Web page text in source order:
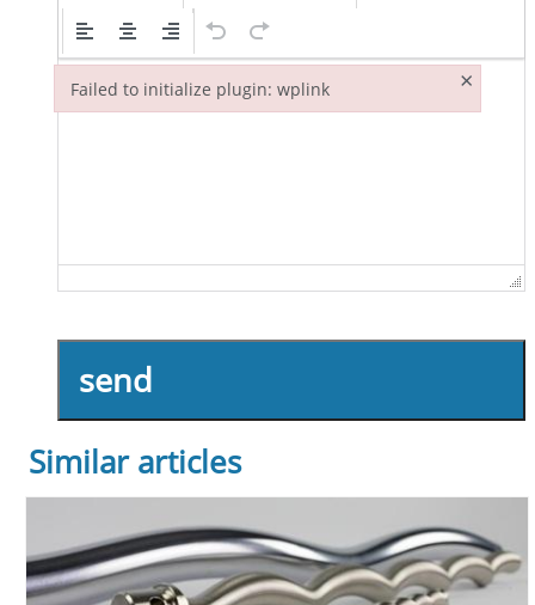
send
Similar articles
Failed to initialize plugin: wplink ×
Failed to initialize plugin: wplink